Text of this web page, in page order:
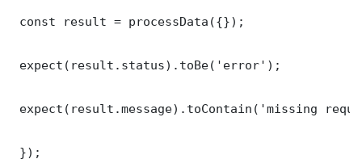
const result = processData({});
expect(result.status).toBe('error');
expect(result.message).toContain('missing
});